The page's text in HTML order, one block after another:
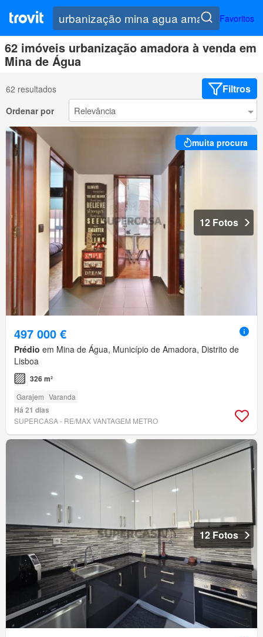
Favoritos
62 imóveis urbanização amadora à venda em
Mina de Água
62 resultados Filtros
Ordenar por
muita procura
12 Fotos
497 000 €
Prédio em Mina de Água, Município de Amadora, Distrito de
Lisboa
326 m²
Garajem Varanda
Há 21 dias
SUPERCASA - RE/MAX VANTAGEM METRO
12 Fotos